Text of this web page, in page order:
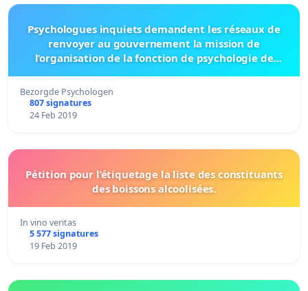
Psychologues inquiets demandent les réseaux de
renvoyer au gouvernement la mission de
l’organisation de la fonction de psychologie de
Bezorgde Psychologen
807 signatures
24 Feb 2019
Pétition pour l’étiquetage la liste des constituants
des boissons alcoolisées.
In vino veritas
5 577 signatures
19 Feb 2019